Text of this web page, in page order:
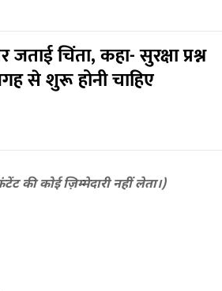
चिंता, कहा- सुरक्षा प्रश्न
से शुरू होनी चाहिए
की कोई ज़िम्मेदारी नहीं लेता।)